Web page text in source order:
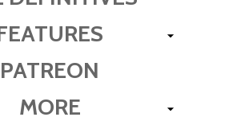
PATREON
MORE